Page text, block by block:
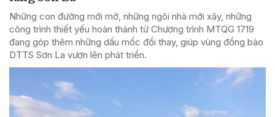
Những con đường mới mở, những ngôi nhà mới xây, những
công trình thiết yếu hoàn thành từ Chương trình MTQG 1719
đang góp thêm những dấu mốc đổi thay, giúp vùng đồng bào
DTTS Sơn La vươn lên phát triển.